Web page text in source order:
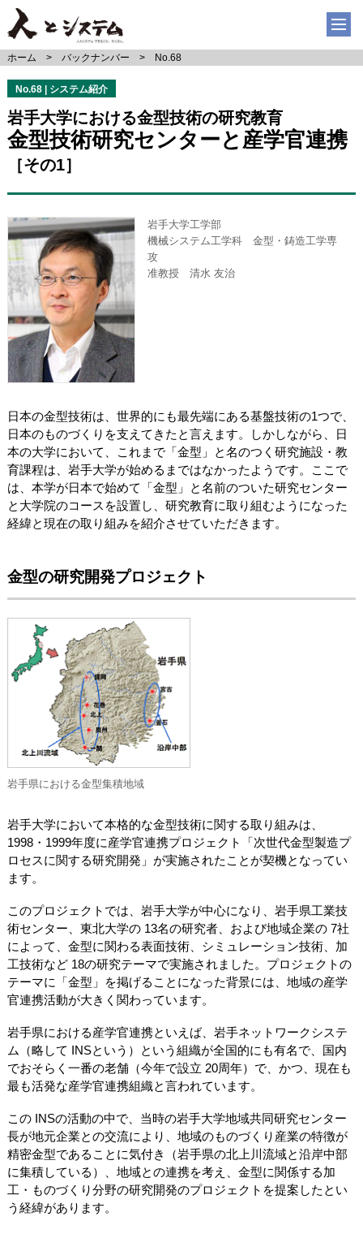
ホーム バックナンバー No.68
No.68 | システム紹介
岩手大学における金型技術の研究教育
金型技術研究センターと産学官連携
［その1］
岩手大学工学部
機械システム工学科 金型・鋳造工学専
攻
准教授 清水 友治
日本の金型技術は、世界的にも最先端にある基盤技術の1つで、
日本のものづくりを支えてきたと言えます。しかしながら、日
本の大学において、これまで「金型」と名のつく研究施設・教
育課程は、岩手大学が始めるまではなかったようです。ここで
は、本学が日本で始めて「金型」と名前のついた研究センター
と大学院のコースを設置し、研究教育に取り組むようになった
経緯と現在の取り組みを紹介させていただきます。
金型の研究開発プロジェクト
岩手県における金型集積地域
岩手大学において本格的な金型技術に関する取り組みは、
1998・1999年度に産学官連携プロジェクト「次世代金型製造プ
ロセスに関する研究開発」が実施されたことが契機となってい
ます。
このプロジェクトでは、岩手大学が中心になり、岩手県工業技
術センター、東北大学の 13名の研究者、および地域企業の 7社
によって、金型に関わる表面技術、シミュレーション技術、加
工技術など 18の研究テーマで実施されました。プロジェクトの
テーマに「金型」を掲げることになった背景には、地域の産学
官連携活動が大きく関わっています。
岩手県における産学官連携といえば、岩手ネットワークシステ
ム（略して INSという）という組織が全国的にも有名で、国内
でおそらく一番の老舗（今年で設立 20周年）で、かつ、現在も
最も活発な産学官連携組織と言われています。
この INSの活動の中で、当時の岩手大学地域共同研究センター
長が地元企業との交流により、地域のものづくり産業の特徴が
精密金型であることに気付き（岩手県の北上川流域と沿岸中部
に集積している）、地域との連携を考え、金型に関係する加
工・ものづくり分野の研究開発のプロジェクトを提案したとい
う経緯があります。